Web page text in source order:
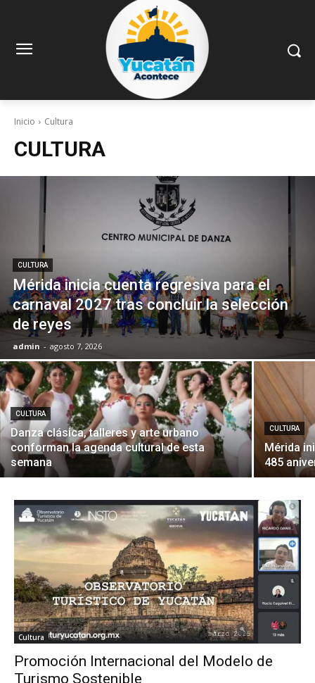
Inicio Cultura
CULTURA
CULTURA
Mérida inicia cuenta regresiva para el
carnaval 2027 tras concluir la selección
de reyes
admin - agosto 7, 2026
CULTURA
Danza clásica, talleres y arte urbano
conforman la agenda cultural de esta
semana
CULTURA
Mérida
485
Cultura
Promoción Internacional del Modelo de
Turismo Sostenible